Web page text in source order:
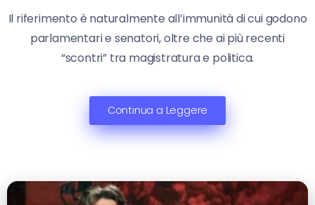
Il riferimento è naturalmente all’immunità di cui godono
parlamentari e senatori, oltre che ai più recenti
“scontri” tra magistratura e politica.
Continua a Leggere